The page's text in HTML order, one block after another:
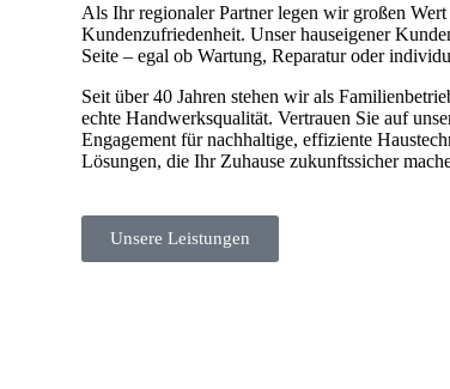
Als Ihr regionaler Partner legen wir großen
Kundenzufriedenheit. Unser hauseigener
Seite – egal ob Wartung, Reparatur oder
Seit über 40 Jahren stehen wir als
echte Handwerksqualität. Vertrauen Sie auf
Engagement für nachhaltige, effiziente
Lösungen, die Ihr Zuhause zukunftssicher
Unsere Leistungen